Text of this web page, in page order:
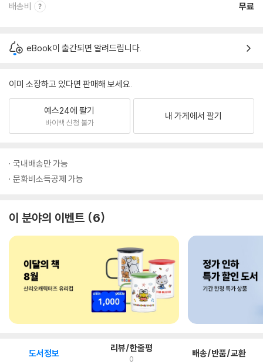
배송비 무료
eBook이 출간되면 알려드립니다.
이미 소장하고 있다면 판매해 보세요.
예스24에 팔기
바이백 신청 불가
내 가게에서 팔기
국내배송만 가능
문화비소득공제 가능
이 분야의 이벤트 6
도서정보 리뷰/한줄평
0 배송/반품/교환